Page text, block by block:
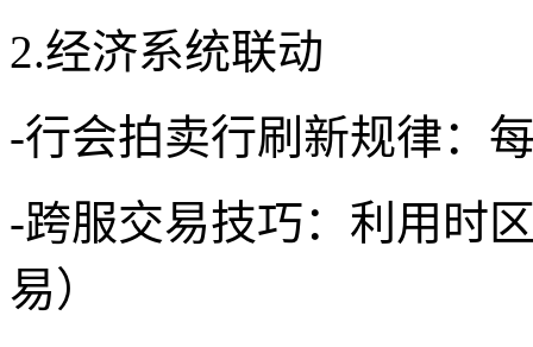
2.经济系统联动
-行会拍卖行刷新规律：
-跨服交易技巧：利用时
易）